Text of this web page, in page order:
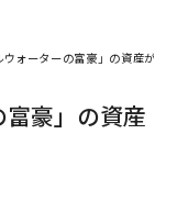
億円減少
ウォーターの富豪」の資産が1
豪」の資産